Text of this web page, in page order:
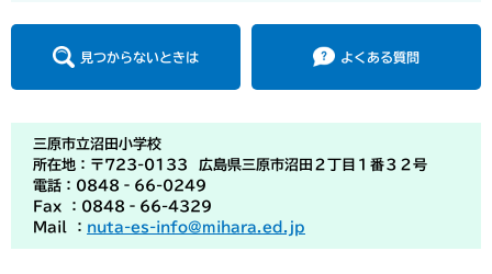
見つからないときは よくある質問
三原市立沼田小学校
所在地：〒723-0133 広島県三原市沼田２丁目１番３２号
電話：0848‐66-0249
Fax ：0848‐66-4329
Mail ： nuta-es-info@mihara.ed.jp